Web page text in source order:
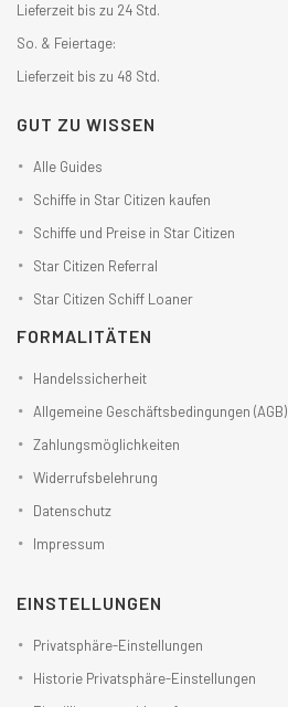
Lieferzeit bis zu 24 Std.
So. & Feiertage:
Lieferzeit bis zu 48 Std.
GUT ZU WISSEN
Alle Guides
Schiffe in Star Citizen kaufen
Schiffe und Preise in Star Citizen
Star Citizen Referral
Star Citizen Schiff Loaner
FORMALITÄTEN
Handelssicherheit
Allgemeine Geschäftsbedingungen (AGB)
Zahlungsmöglichkeiten
Widerrufsbelehrung
Datenschutz
Impressum
EINSTELLUNGEN
Privatsphäre-Einstellungen
Historie Privatsphäre-Einstellungen